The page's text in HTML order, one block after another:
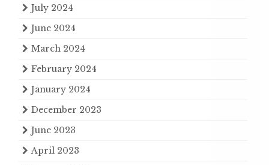
July 2024
June 2024
March 2024
February 2024
January 2024
December 2023
June 2023
April 2023